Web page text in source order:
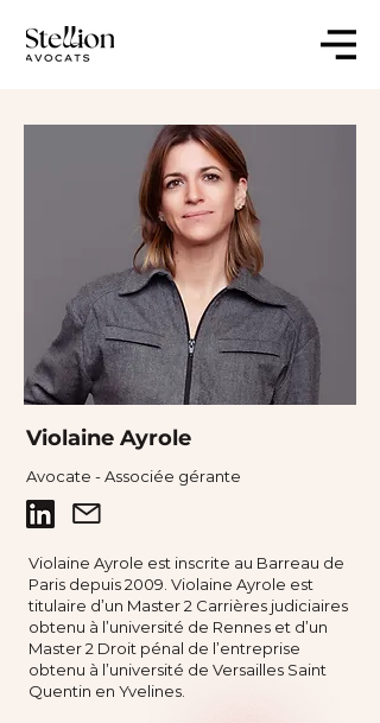
Violaine Ayrole
Avocate - Associée gérante
Violaine Ayrole est inscrite au Barreau de
Paris depuis 2009. Violaine Ayrole est
titulaire d’un Master 2 Carrières judiciaires
obtenu à l’université de Rennes et d’un
Master 2 Droit pénal de l’entreprise
obtenu à l’université de Versailles Saint
Quentin en Yvelines.